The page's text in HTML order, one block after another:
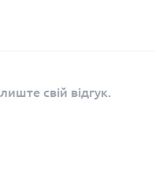
свій відгук.